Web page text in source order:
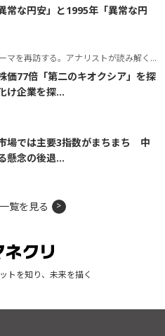
常な円安」と1995年「異常な円
を再訪する。アナリストが読み解くテーマの本質
価77倍「第二のキオクシア」を探
け企業を探...
市場では主要3指数がまちまち 中
懸念の後退...
覧を見る
トを知り、未来を描く